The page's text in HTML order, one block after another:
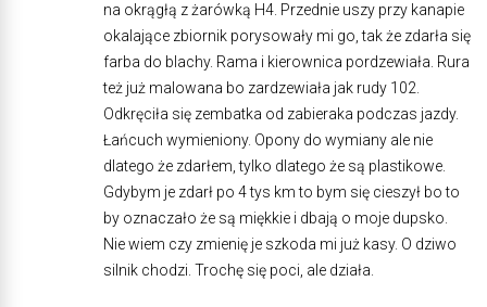
na okrągłą z żarówką H4. Przednie uszy przy kanapie
okalające zbiornik porysowały mi go, tak że zdarła się
farba do blachy. Rama i kierownica pordzewiała. Rura
też już malowana bo zardzewiała jak rudy 102.
Odkręciła się zembatka od zabieraka podczas jazdy.
Łańcuch wymieniony. Opony do wymiany ale nie
dlatego że zdarłem, tylko dlatego że są plastikowe.
Gdybym je zdarł po 4 tys km to bym się cieszył bo to
by oznaczało że są miękkie i dbają o moje dupsko.
Nie wiem czy zmienię je szkoda mi już kasy. O dziwo
silnik chodzi. Trochę się poci, ale działa.